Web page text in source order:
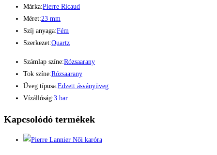
Márka:Pierre Ricaud
Méret:23 mm
Szíj anyaga:Fém
Szerkezet:Quartz
Számlap színe:Rózsaarany
Tok színe:Rózsaarany
Üveg típusa:Edzett ásványüveg
Vízállóság:3 bar
Kapcsolódó termékek